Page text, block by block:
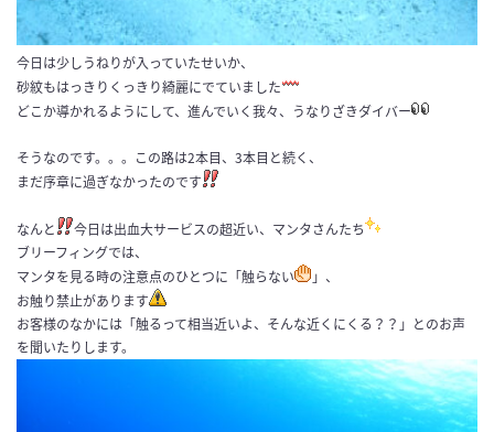
今日は少しうねりが入っていたせいか、
砂紋もはっきりくっきり綺麗にでていました
どこか導かれるようにして、進んでいく我々、うなりざきダイバー
そうなのです。。。この路は2本目、3本目と続く、
まだ序章に過ぎなかったのです
なんと
今日は出血大サービスの超近い、マンタさんたち
ブリーフィングでは、
マンタを見る時の注意点のひとつに「触らない
」、
お触り禁止があります
お客様のなかには「触るって相当近いよ、そんな近くにくる？？」とのお声
を聞いたりします。